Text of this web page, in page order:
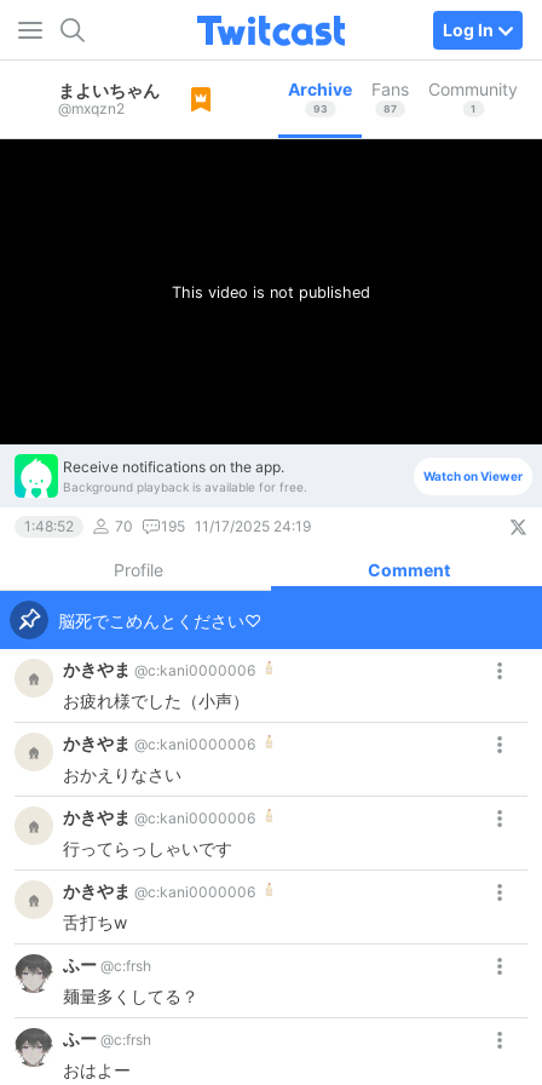
Log In
まよいちゃん
@mxqzn2
Archive
93
Fans
87
Community
1
This video is not published
Receive notifications on the app.
Background playback is available for free.
Watch on Viewer
1:48:52 70 195 11/17/2025 24:19
Profile Comment
脳死でこめんとください♡
かきやま @c:kani0000006
お疲れ様でした（小声）
かきやま @c:kani0000006
おかえりなさい
かきやま @c:kani0000006
行ってらっしゃいです
かきやま @c:kani0000006
舌打ちw
ふー @c:frsh
麺量多くしてる？
ふー @c:frsh
おはよー